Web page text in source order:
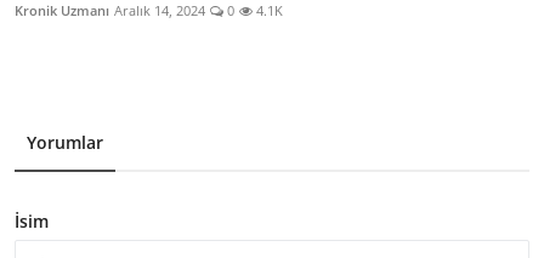
Kronik Uzmanı Aralık 14, 2024 0 4.1K
Yorumlar
İsim